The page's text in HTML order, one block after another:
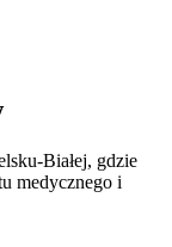
Białej, gdzie
medycznego i